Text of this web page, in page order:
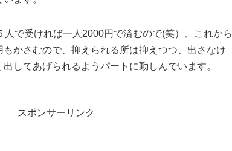
人で受ければ一人2000円で済むので(笑）、これから
もかさむので、抑えられる所は抑えつつ、出さなけ
してあげられるようパートに勤しんでいます。
スポンサーリンク